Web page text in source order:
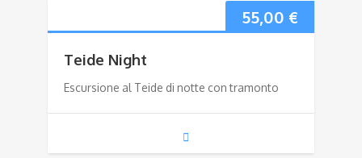
55,00 €
Teide Night
Escursione al Teide di notte con tramonto